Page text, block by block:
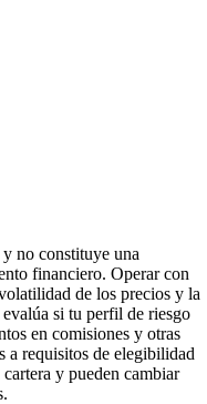
no constituye una
financiero. Operar con
de los precios y la
si tu perfil de riesgo
en comisiones y otras
a requisitos de elegibilidad
y pueden cambiar